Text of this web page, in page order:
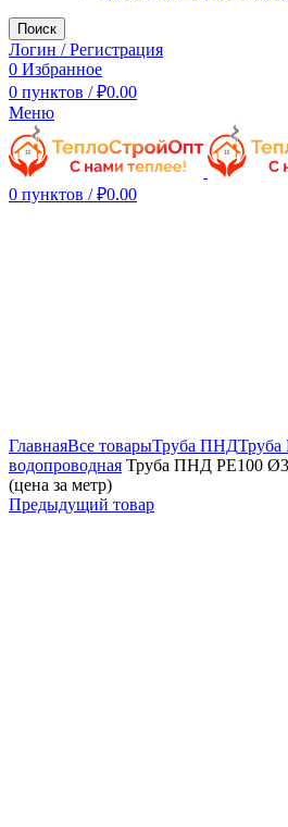
Поиск
Логин / Регистрация
0 Избранное
0 пунктов / ₽0.00
Меню
0 пунктов / ₽0.00
ГлавнаяВсе товарыТруба ПНД
водопроводная Труба ПНД РЕ100
(цена за метр)
Предыдущий товар